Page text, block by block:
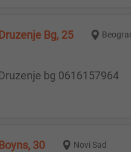
Druzenje Bg, 25
Druzenje bg 0616157964
Boyns, 30 Novi Sad